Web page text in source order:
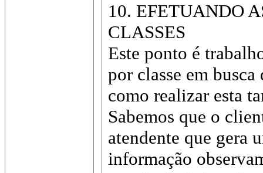
10. EFETUANDO
CLASSES
Este ponto é
por classe em
como realizar esta
Sabemos que o
atendente que gera
informação